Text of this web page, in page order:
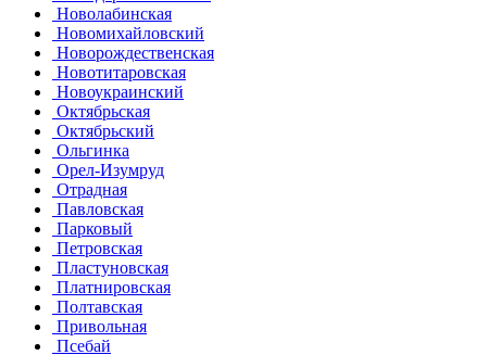
Новолабинская
Новомихайловский
Новорождественская
Новотитаровская
Новоукраинский
Октябрьская
Октябрьский
Ольгинка
Орел-Изумруд
Отрадная
Павловская
Парковый
Петровская
Пластуновская
Платнировская
Полтавская
Привольная
Псебай